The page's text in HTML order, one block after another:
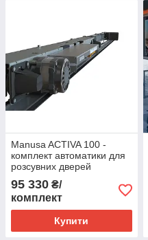
Manusa ACTIVA 100 -
комплект автоматики для
розсувних дверей
95 330 ₴/
комплект
Купити